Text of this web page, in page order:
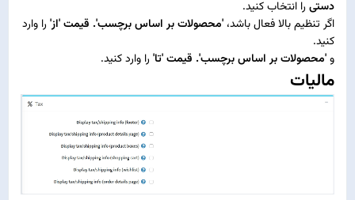
دستی را انتخاب کنید.
اگر تنظیم بالا فعال باشد، 'محصولات بر اساس برچسب'. قیمت 'از' را وارد
کنید.
و'محصولات بر اساس برچسب'. قیمت 'تا' را وارد کنید.
مالیات